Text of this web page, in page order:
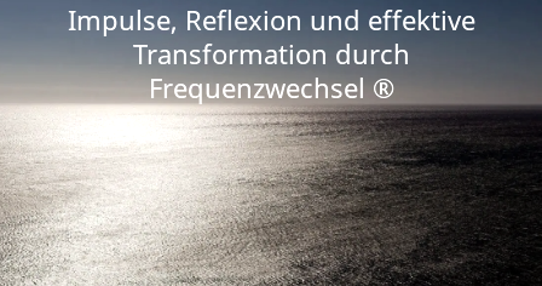
Impulse, Reflexion und effektive
Transformation durch
Frequenzwechsel ®